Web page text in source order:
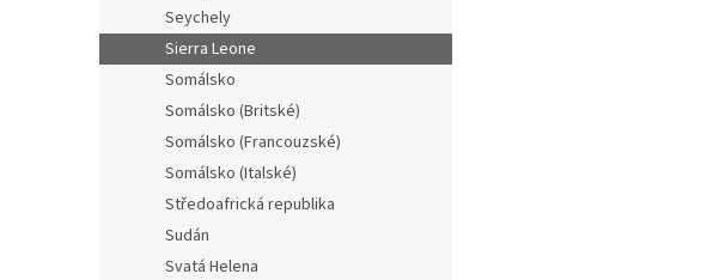
Seychely
Sierra Leone
Somálsko
Somálsko (Britské)
Somálsko (Francouzské)
Somálsko (Italské)
Středoafrická republika
Sudán
Svatá Helena